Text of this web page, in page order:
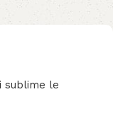
sublime le